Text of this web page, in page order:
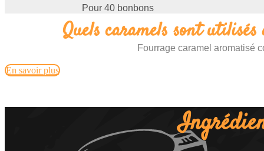
Pour 40 bonbons
Quels caramels sont
Fourrage caramel aromatisé
En savoir plus